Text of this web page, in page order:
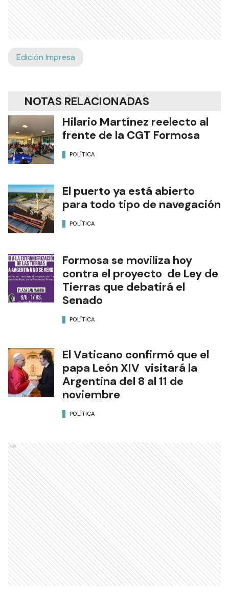
Edición Impresa
NOTAS RELACIONADAS
Hilario Martínez reelecto al
frente de la CGT Formosa
POLÍTICA
El puerto ya está abierto
para todo tipo de navegación
POLÍTICA
Formosa se moviliza hoy
contra el proyecto de Ley de
Tierras que debatirá el
Senado
POLÍTICA
El Vaticano confirmó que el
papa León XIV visitará la
Argentina del 8 al 11 de
noviembre
POLÍTICA
Ads